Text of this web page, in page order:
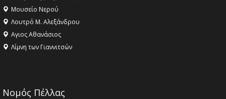
Μουσείο Νερού
Λουτρό Μ. Αλεξάνδρου
Αγιος Αθανάσιος
Λίμνη των Γιαννιτσών
Νομός Πέλλας